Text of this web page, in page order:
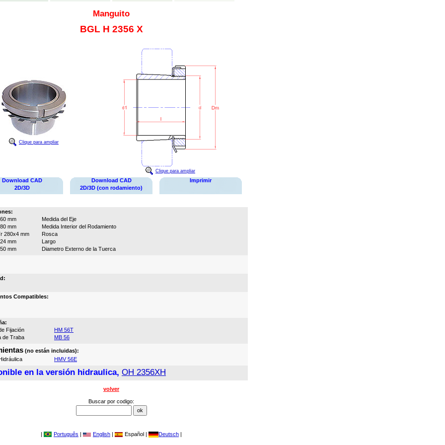
Manguito
BGL H 2356 X
Clique para ampliar
Clique para ampliar
Download CAD
2D/3D
Download CAD
2D/3D (con rodamiento)
Imprimir
mm
Medida del Eje
mm
Medida Interior del Rodamiento
280x4 mm
Rosca
mm
Largo
mm
Diametro Externo de la Tuerca
Compatibles:
Fijación
HM 56T
de Traba
MB 56
(no están incluidas):
HMV 56E
en la versión hidraulica, OH 2356XH
volver
Buscar por codigo:
| Português | English | Español | Deutsch |